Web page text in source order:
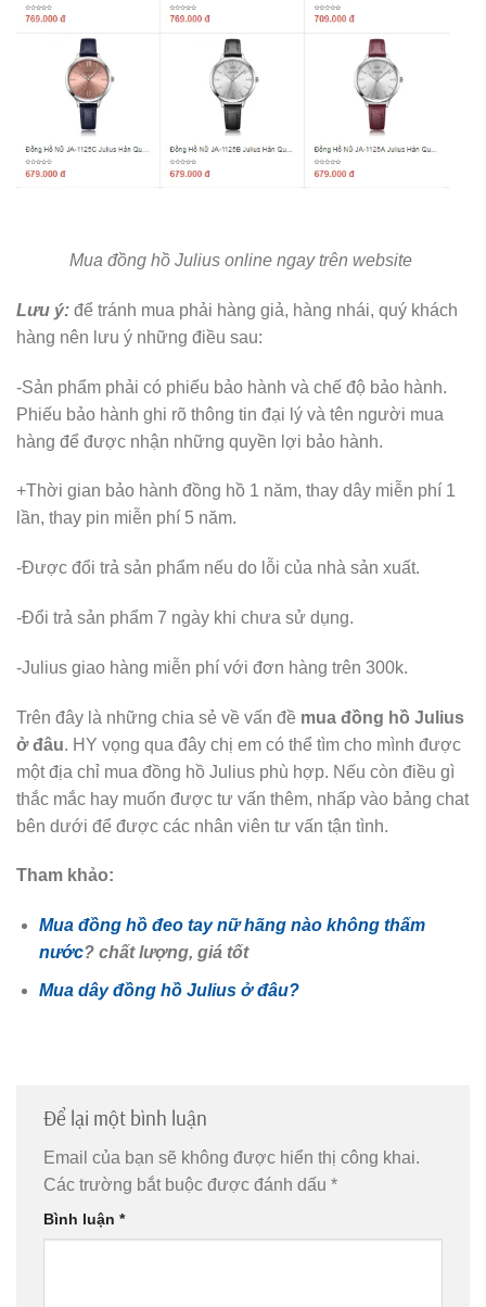
Mua đồng hồ Julius online ngay trên website
Lưu ý: để tránh mua phải hàng giả, hàng nhái, quý khách
hàng nên lưu ý những điều sau:
-Sản phẩm phải có phiếu bảo hành và chế độ bảo hành.
Phiếu bảo hành ghi rõ thông tin đại lý và tên người mua
hàng để được nhận những quyền lợi bảo hành.
+Thời gian bảo hành đồng hồ 1 năm, thay dây miễn phí 1
lần, thay pin miễn phí 5 năm.
-Được đổi trả sản phẩm nếu do lỗi của nhà sản xuất.
-Đổi trả sản phẩm 7 ngày khi chưa sử dụng.
-Julius giao hàng miễn phí với đơn hàng trên 300k.
Trên đây là những chia sẻ về vấn đề mua đồng hồ Julius
ở đâu. HY vọng qua đây chị em có thể tìm cho mình được
một địa chỉ mua đồng hồ Julius phù hợp. Nếu còn điều gì
thắc mắc hay muốn được tư vấn thêm, nhấp vào bảng chat
bên dưới để được các nhân viên tư vấn tận tình.
Tham khảo:
Mua đồng hồ đeo tay nữ hãng nào không thấm
nước? chất lượng, giá tốt
Mua dây đồng hồ Julius ở đâu?
Để lại một bình luận
Email của bạn sẽ không được hiển thị công khai.
Các trường bắt buộc được đánh dấu *
Bình luận *